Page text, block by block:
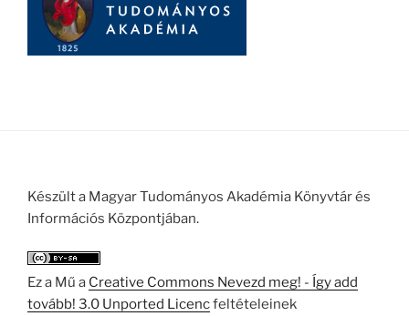
Készült a Magyar Tudományos Akadémia Könyvtár és
Információs Központjában.
Ez a Mű a Creative Commons Nevezd meg! - Így add
tovább! 3.0 Unported Licencfeltételeinek